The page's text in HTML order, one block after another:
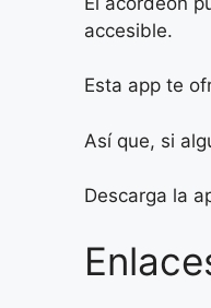
accesible.
Esta app te
Así que, si
Descarga la